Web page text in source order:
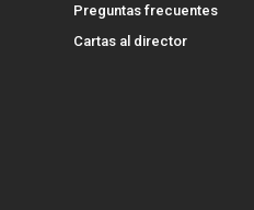
Preguntas frecuentes
Cartas al director